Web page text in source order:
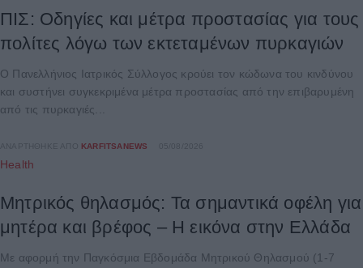
ΠΙΣ: Οδηγίες και μέτρα προστασίας για τους
πολίτες λόγω των εκτεταμένων πυρκαγιών
Ο Πανελλήνιος Ιατρικός Σύλλογος κρούει τον κώδωνα του κινδύνου
και συστήνει συγκεκριμένα μέτρα προστασίας από την επιβαρυμένη
από τις πυρκαγιές...
ΑΝΑΡΤΉΘΗΚΕ ΑΠΌ KARFITSANEWS
Health
Μητρικός θηλασμός: Τα σημαντικά οφέλη για
μητέρα και βρέφος – Η εικόνα στην Ελλάδα
Με αφορμή την Παγκόσμια Εβδομάδα Μητρικού Θηλασμού (1-7